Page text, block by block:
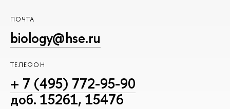
ПОЧТА
biology@hse.ru
ТЕЛЕФОН
+ 7 (495) 772-95-90
доб. 15261, 15476